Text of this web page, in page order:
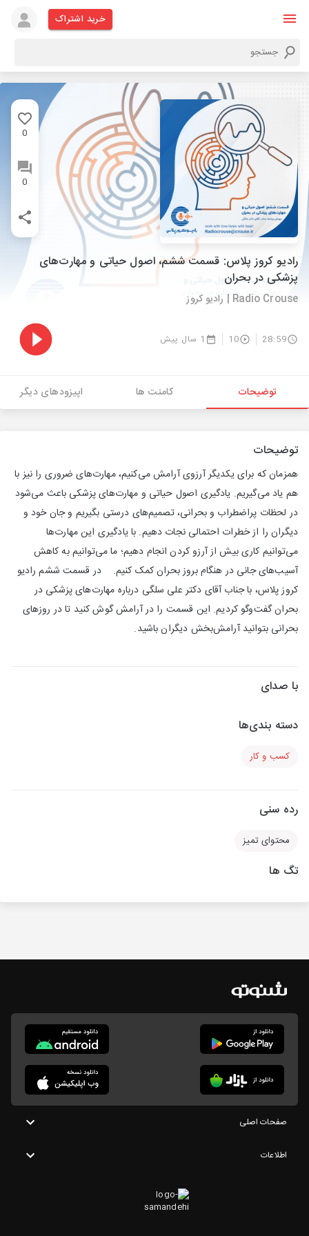
خرید اشتراک
0
0
رادیو کروز پلاس: قسمت ششم، اصول حیاتی و مهارت‌های
پزشکی در بحران
Radio Crouse | رادیو کروز
28:59
10 1 سال پیش
توضیحات کامنت ها اپیزودهای دیگر
توضیحات
همزمان که برای یکدیگر آرزوی آرامش می‌کنیم، مهارت‌های ضروری را نیز با
هم یاد می‌گیریم. یادگیری اصول حیاتی و مهارت‌های پزشکی باعث می‌شود
در لحظات پراضطراب و بحرانی، تصمیم‌های درستی بگیریم و جان خود و
دیگران را از خطرات احتمالی نجات دهیم. با یادگیری این مهارت‌ها
می‌توانیم‌ کاری بیش از آرزو کردن انجام دهیم؛ ما می‌توانیم به کاهش
آسیب‌های جانی در هنگام بروز بحران کمک کنیم. در قسمت ششم رادیو
کروز پلاس، با جناب آقای دکتر علی سلگی درباره مهارت‌های پزشکی در
بحران گفت‌وگو کردیم. این قسمت را در آرامش گوش کنید تا در روزهای
بحرانی بتوانید آرامش‌بخش دیگران باشید.
با صدای
دسته بندی‌ها
کسب و کار
رده سنی
محتوای تمیز
تگ ها
صفحات اصلی
اطلاعات